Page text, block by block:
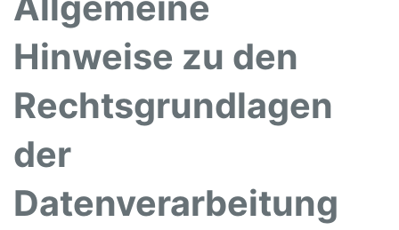
Hinweise zu den
Rechtsgrundlagen
der
Datenverarbeitung